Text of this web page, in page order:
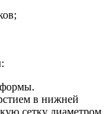
в нижней
сетку диаметром